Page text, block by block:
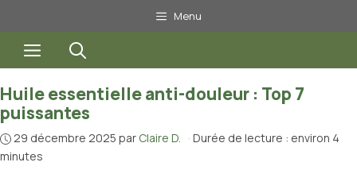
au
contenu
Menu
Menu
Huile essentielle anti-douleur : Top 7
puissantes
29 décembre 2025 par Claire D. · Durée de lecture : environ 4
minutes